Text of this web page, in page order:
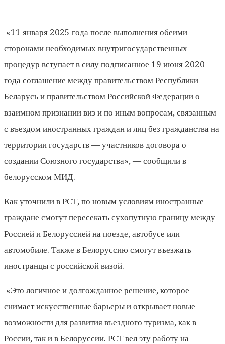
«11 января 2025 года после выполнения обеими
сторонами необходимых внутригосударственных
процедур вступает в силу подписанное 19 июня 2020
года соглашение между правительством Республики
Беларусь и правительством Российской Федерации о
взаимном признании виз и по иным вопросам, связанным
с въездом иностранных граждан и лиц без гражданства на
территории государств — участников договора о
создании Союзного государства», — сообщили в
белорусском МИД.
Как уточнили в РСТ, по новым условиям иностранные
граждане смогут пересекать сухопутную границу между
Россией и Белоруссией на поезде, автобусе или
автомобиле. Также в Белоруссию смогут въезжать
иностранцы с российской визой.
«Это логичное и долгожданное решение, которое
снимает искусственные барьеры и открывает новые
возможности для развития въездного туризма, как в
России, так и в Белоруссии. РСТ вел эту работу на